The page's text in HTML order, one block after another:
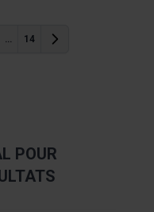
14
Précédent
POUR